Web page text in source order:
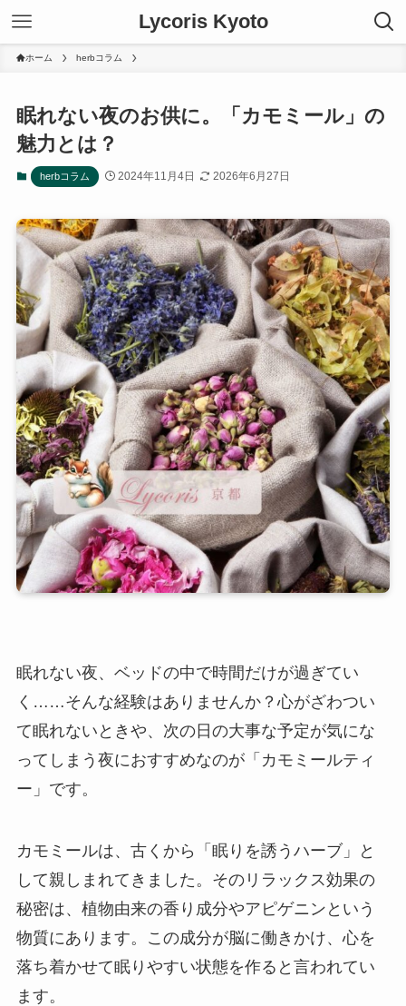
Lycoris Kyoto
ホーム herbコラム
眠れない夜のお供に。「カモミール」の
魅力とは？
herbコラム 2024年11月4日 2026年6月27日
眠れない夜、ベッドの中で時間だけが過ぎてい
く……そんな経験はありませんか？心がざわつい
て眠れないときや、次の日の大事な予定が気にな
ってしまう夜におすすめなのが「カモミールティ
ー」です。
カモミールは、古くから「眠りを誘うハーブ」と
して親しまれてきました。そのリラックス効果の
秘密は、植物由来の香り成分やアピゲニンという
物質にあります。この成分が脳に働きかけ、心を
落ち着かせて眠りやすい状態を作ると言われてい
ます。